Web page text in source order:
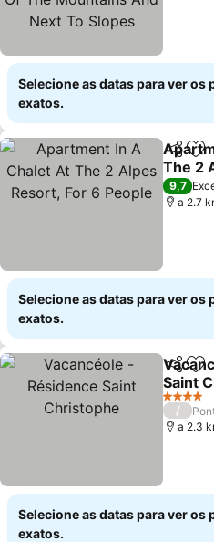
Selecione as datas para ver os
exatos.
The 2
People
9,7
a 2.7
Selecione as datas para ver os
exatos.
Saint
4 Estrelas
/
a 2.3
Selecione as datas para ver os
exatos.